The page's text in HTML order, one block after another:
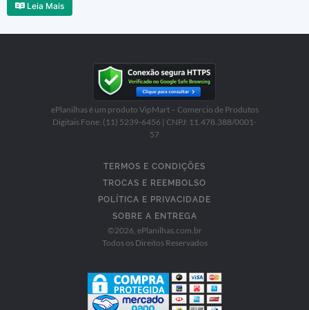
Leia Mais
ePlanilhas é um produto VipMart – Comercio de Produtos
Digitais Fone: (11) 5239-6456 | CNPJ: 11.478.388/0001-
57
TERMOS E CONDIÇÕES
TROCAS E REEMBOLSO
POLÍTICA E PRIVACIDADE
SOBRE A ENTREGA
©2026 , ePlanilhas.com.br
Todos os Direitos Reservados